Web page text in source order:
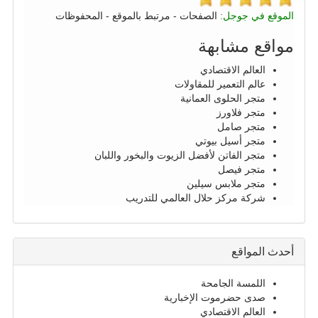
الموقع في جوجل: الصفحات - مرتبط بالموقع - المحفوظات
مواقع مشابهة
العالم الاقتصادي
عالم التعمير للمقاولات
متجر الحلوى العمانية
متجر فلاورز
متجر صامل
متجر أسيل بيوتي
متجر الفاتن لأفضل الزيوت والبخور واللبان
متجر فيصل
متجر ملابس سيلين
شركة مركز حلال العالمي للتدريب
أحدث المواقع
اللمسة الجامحة
صدى حضرموت الإخبارية
العالم الاقتصادي